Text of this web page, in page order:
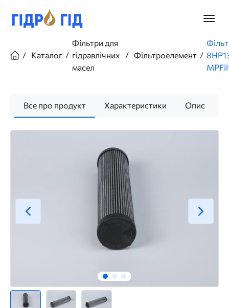
основного
навіґаціїКаталог
Фільтри для
гідравлічних
масел
Фільтроелемент
Все про продукт Характеристики Опис